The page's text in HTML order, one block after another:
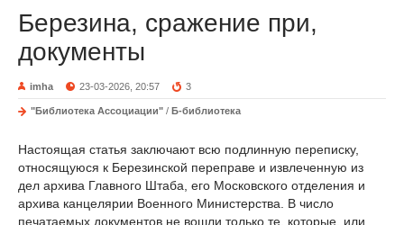
Березина, сражение при,
документы
imha 23-03-2026, 20:57 3
"Библиотека Ассоциации" / Б-библиотека
Настоящая статья заключают всю подлинную переписку,
относящуюся к Березинской переправе и извлеченную из
дел архива Главного Штаба, его Московского отделения и
архива канцелярии Военного Министерства. В число
печатаемых документов не вошли только те, которые, или